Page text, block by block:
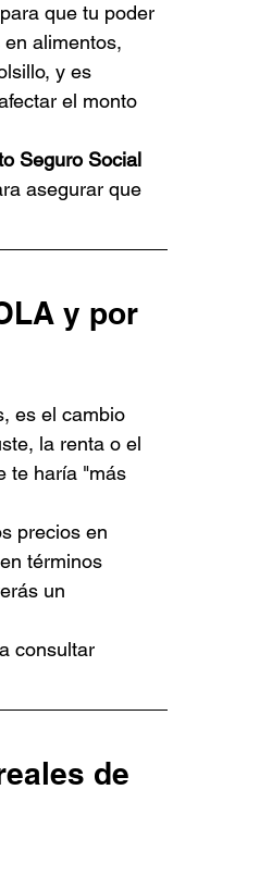
que tu poder
alimentos,
y es
el monto
Seguro Social
asegurar que
y por
es el cambio
la renta o el
te haría "más
precios en
términos
un
consultar
de